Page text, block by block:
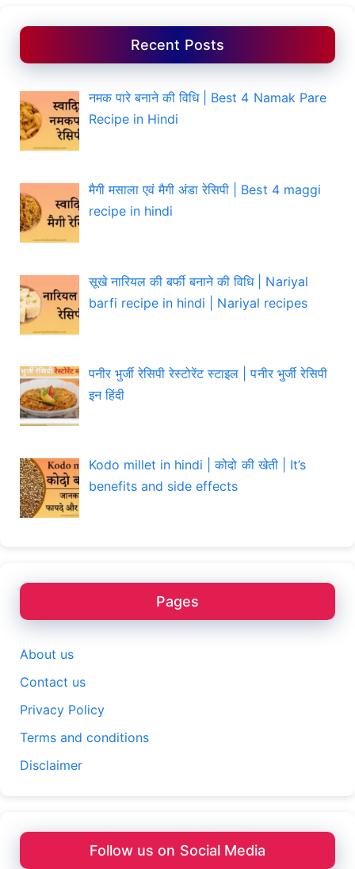
Recent Posts
नमक पारे बनाने की विधि | Best 4 Namak Pare
Recipe in Hindi
मैगी मसाला एवं मैगी अंडा रेसिपी | Best 4 maggi
recipe in hindi
सूखे नारियल की बर्फी बनाने की विधि | Nariyal
barfi recipe in hindi | Nariyal recipes
पनीर भुर्जी रेसिपी रेस्टोरेंट स्टाइल | पनीर भुर्जी रेसिपी
इन हिंदी
Kodo millet in hindi | कोदो की खेती | It’s
benefits and side effects
Pages
About us
Contact us
Privacy Policy
Terms and conditions
Disclaimer
Follow us on Social Media